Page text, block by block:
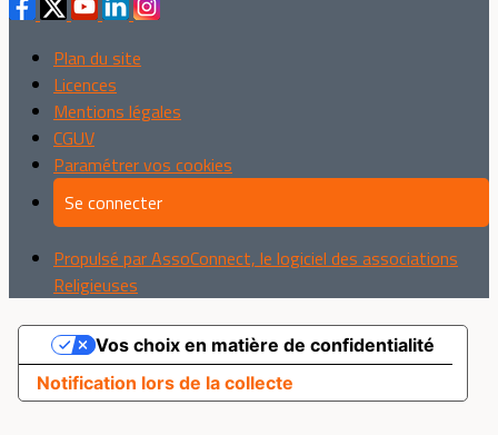
Plan du site
Licences
Mentions légales
CGUV
Paramétrer vos cookies
Se connecter
Propulsé par AssoConnect, le logiciel des associations
Religieuses
Notification lors de la collecte
Vos choix en matière de confidentialité